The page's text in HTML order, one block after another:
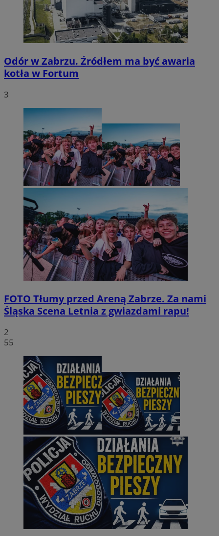
Odór w Zabrzu. Źródłem ma być awaria
kotła w Fortum
3
FOTO Tłumy przed Areną Zabrze. Za nami
Śląska Scena Letnia z gwiazdami rapu!
2
55